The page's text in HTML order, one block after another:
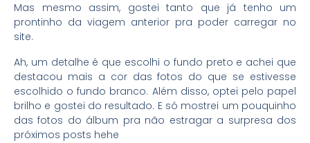
Mas mesmo assim, gostei tanto que já tenho um
prontinho da viagem anterior pra poder carregar no
site.
Ah, um detalhe é que escolhi o fundo preto e achei que
destacou mais a cor das fotos do que se estivesse
escolhido o fundo branco. Além disso, optei pelo papel
brilho e gostei do resultado. E só mostrei um pouquinho
das fotos do álbum pra não estragar a surpresa dos
próximos posts hehe